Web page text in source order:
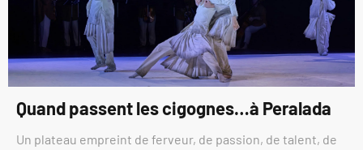
Quand passent les cigognes…à Peralada
Un plateau empreint de ferveur, de passion, de talent, de